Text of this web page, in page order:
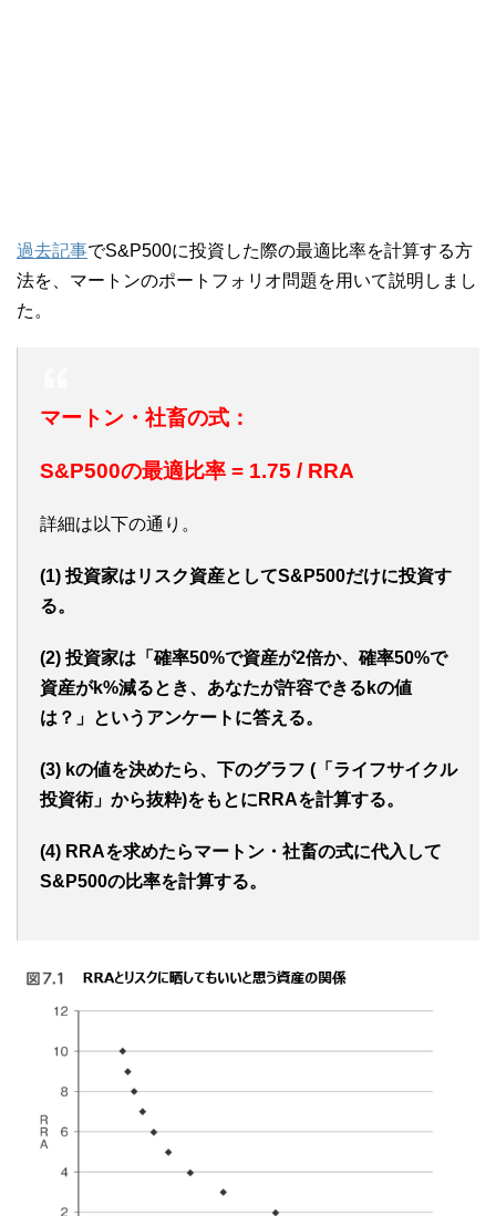
過去記事でS&P500に投資した際の最適比率を計算する方
法を、マートンのポートフォリオ問題を用いて説明しまし
た。
マートン・社畜の式：
S&P500の最適比率 = 1.75 / RRA
詳細は以下の通り。
(1) 投資家はリスク資産としてS&P500だけに投資す
る。
(2) 投資家は「確率50%で資産が2倍か、確率50%で
資産がk%減るとき、あなたが許容できるkの値
は？」というアンケートに答える。
(3) kの値を決めたら、下のグラフ (「ライフサイクル
投資術」から抜粋)をもとにRRAを計算する。
(4) RRAを求めたらマートン・社畜の式に代入して
S&P500の比率を計算する。